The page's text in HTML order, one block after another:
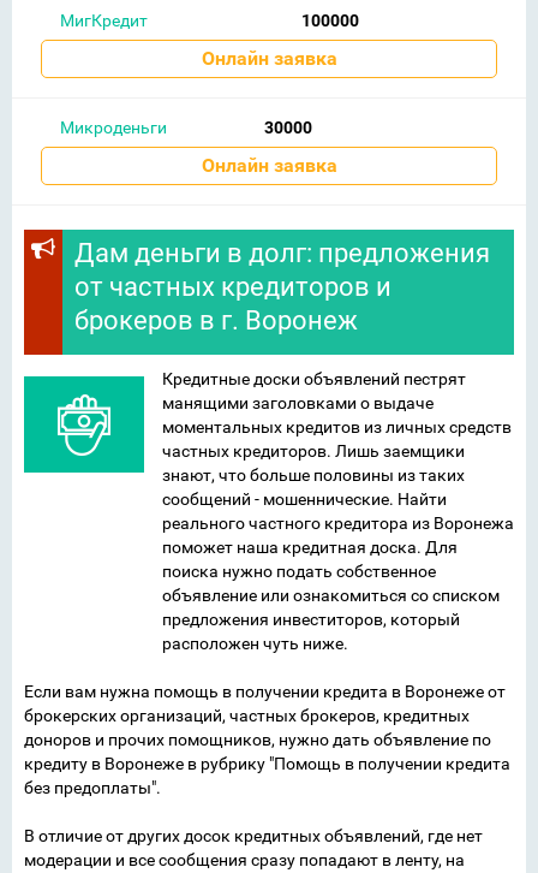
МигКредит 100000
Онлайн заявка
Микроденьги 30000
Онлайн заявка
Дам деньги в долг: предложения
от частных кредиторов и
брокеров в г. Воронеж
Кредитные доски объявлений пестрят
манящими заголовками о выдаче
моментальных кредитов из личных средств
частных кредиторов. Лишь заемщики
знают, что больше половины из таких
сообщений - мошеннические. Найти
реального частного кредитора из Воронежа
поможет наша кредитная доска. Для
поиска нужно подать собственное
объявление или ознакомиться со списком
предложения инвеститоров, который
расположен чуть ниже.
Если вам нужна помощь в получении кредита в Воронеже от
брокерских организаций, частных брокеров, кредитных
доноров и прочих помощников, нужно дать объявление по
кредиту в Воронеже в рубрику "Помощь в получении кредита
без предоплаты".
В отличие от других досок кредитных объявлений, где нет
модерации и все сообщения сразу попадают в ленту, на